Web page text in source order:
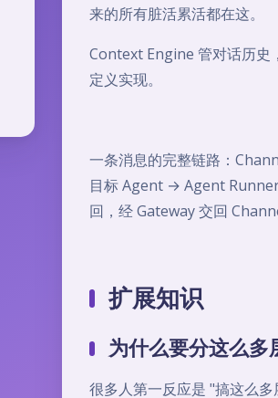
来的所有脏活累活都在这。
Context Engine 管对话历史
定义实现。
一条消息的完整链路：
目标 Agent → Agent
回，经 Gateway 交回
扩展知识
为什么要分这么多
很多人第一反应是 "搞这么